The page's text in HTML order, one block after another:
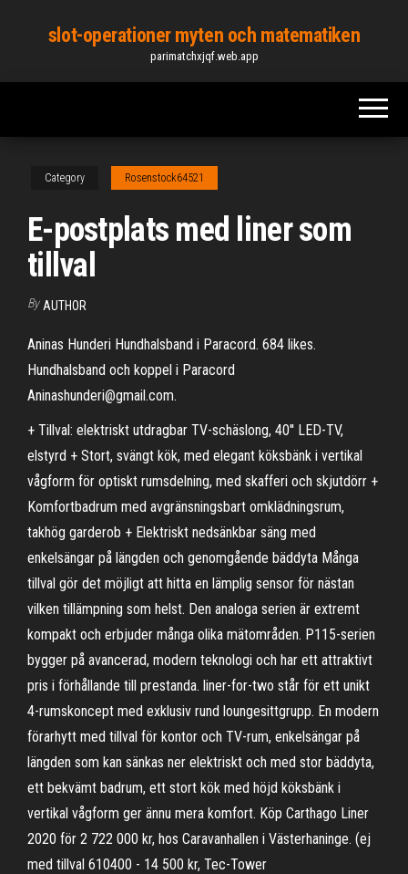
content
slot-operationer myten och matematiken
parimatchxjqf.web.app
Category Rosenstock64521
E-postplats med liner som
tillval
By AUTHOR
Aninas Hunderi Hundhalsband i Paracord. 684 likes.
Hundhalsband och koppel i Paracord
Aninashunderi@gmail.com.
+ Tillval: elektriskt utdragbar TV-schäslong, 40'' LED-TV,
elstyrd + Stort, svängt kök, med elegant köksbänk i vertikal
vågform för optiskt rumsdelning, med skafferi och skjutdörr +
Komfortbadrum med avgränsningsbart omklädningsrum,
takhög garderob + Elektriskt nedsänkbar säng med
enkelsängar på längden och genomgående bäddyta Många
tillval gör det möjligt att hitta en lämplig sensor för nästan
vilken tillämpning som helst. Den analoga serien är extremt
kompakt och erbjuder många olika mätområden. P115-serien
bygger på avancerad, modern teknologi och har ett attraktivt
pris i förhållande till prestanda. liner-for-two står för ett unikt
4-rumskoncept med exklusiv rund loungesittgrupp. En modern
förarhytt med tillval för kontor och TV-rum, enkelsängar på
längden som kan sänkas ner elektriskt och med stor bäddyta,
ett bekvämt badrum, ett stort kök med höjd köksbänk i
vertikal vågform ger ännu mera komfort. Köp Carthago Liner
2020 för 2 722 000 kr, hos Caravanhallen i Västerhaninge. (ej
med tillval 610400 - 14 500 kr, Tec-Tower